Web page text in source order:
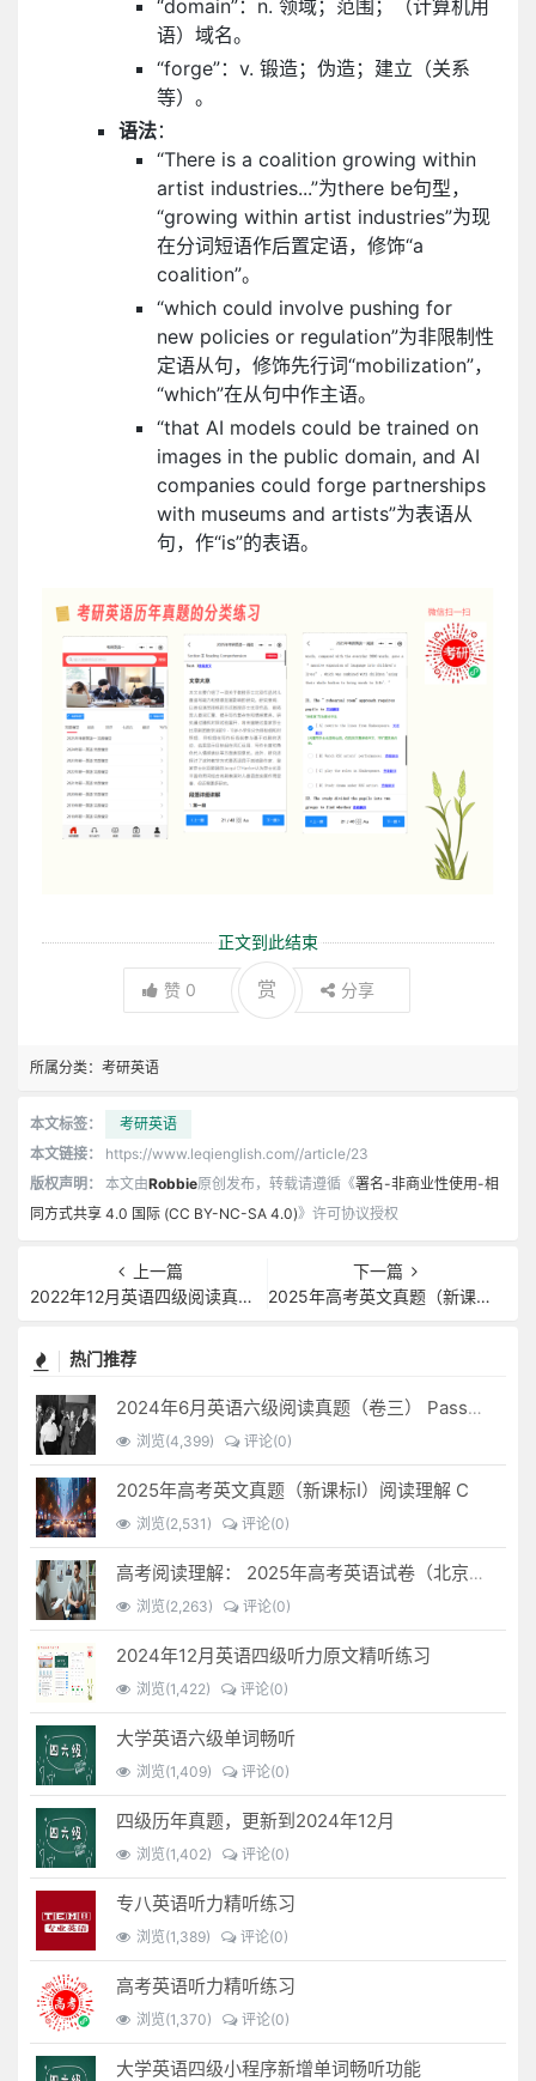
“domain”：n. 领域；范围；（计算机用
语）域名。
“forge”：v. 锻造；伪造；建立（关系
等）。
语法：
“There is a coalition growing within
artist industries...”为there be句型，
“growing within artist industries”为现
在分词短语作后置定语，修饰“a
coalition”。
“which could involve pushing for
new policies or regulation”为非限制性
定语从句，修饰先行词“mobilization”，
“which”在从句中作主语。
“that AI models could be trained on
images in the public domain, and AI
companies could forge partnerships
with museums and artists”为表语从
句，作“is”的表语。
正文到此结束
赞 0 赏 分享
所属分类： 考研英语
本文标签：
考研英语
本文链接：
https://www.leqienglish.com//article/23
版权声明：
本文由Robbie原创发布，转载请遵循《署名-非商业性使用-相
同方式共享 4.0 国际 (CC BY-NC-SA 4.0)》许可协议授权
上一篇
2022年12月英语四级阅读真题（卷三） Passage Two
下一篇
2025年高考英文真题（新课标Ⅰ）阅读理解 C
热门推荐
2024年6月英语六级阅读真题（卷三） Passage One
浏览(4,399) 评论(0)
2025年高考英文真题（新课标Ⅰ）阅读理解 C
浏览(2,531) 评论(0)
高考阅读理解： 2025年高考英语试卷（北京）阅读理解 D
浏览(2,263) 评论(0)
2024年12月英语四级听力原文精听练习
浏览(1,422) 评论(0)
大学英语六级单词畅听
浏览(1,409) 评论(0)
四级历年真题，更新到2024年12月
浏览(1,402) 评论(0)
专八英语听力精听练习
浏览(1,389) 评论(0)
高考英语听力精听练习
浏览(1,370) 评论(0)
大学英语四级小程序新增单词畅听功能